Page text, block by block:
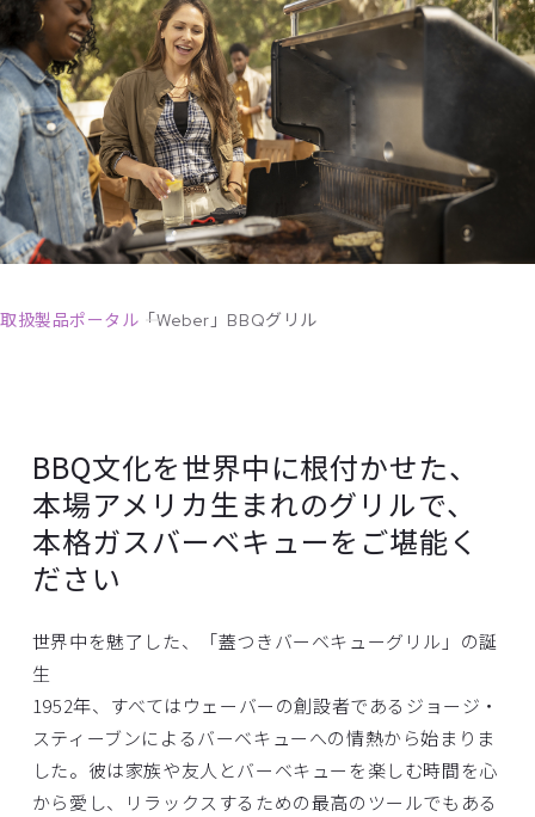
取扱製品ポータル 「Weber」BBQグリル
BBQ文化を世界中に根付かせた、
本場アメリカ生まれのグリルで、
本格ガスバーベキューをご堪能く
ださい
世界中を魅了した、「蓋つきバーベキューグリル」の誕
生
1952年、すべてはウェーバーの創設者であるジョージ・
スティーブンによるバーベキューへの情熱から始まりま
した。彼は家族や友人とバーベキューを楽しむ時間を心
から愛し、リラックスするための最高のツールでもある